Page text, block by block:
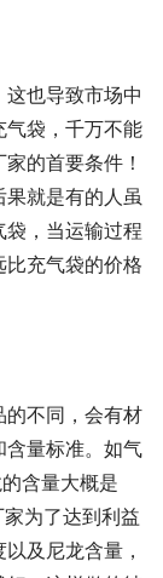
也导致市场中
气袋，千万不能
的首要条件！
就是有的人虽
，当运输过程
充气袋的价格
的不同，会有材
含量标准。如气
含量大概是
为了达到利益
及尼龙含量，